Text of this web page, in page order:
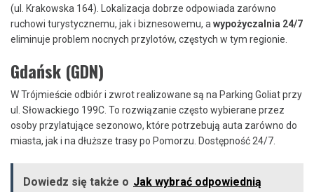
(ul. Krakowska 164). Lokalizacja dobrze odpowiada zarówno
ruchowi turystycznemu, jak i biznesowemu, awypożyczalnia 24/7
eliminuje problem nocnych przylotów, częstych w tym regionie.
Gdańsk (GDN)
W Trójmieście odbiór i zwrot realizowane są na Parking Goliat przy
ul. Słowackiego 199C. To rozwiązanie często wybierane przez
osoby przylatujące sezonowo, które potrzebują auta zarówno do
miasta, jak i na dłuższe trasy po Pomorzu. Dostępność 24/7.
Dowiedz się także o Jak wybrać odpowiednią